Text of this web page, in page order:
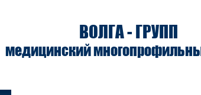
ВОЛГА - ГРУПП
медицинский